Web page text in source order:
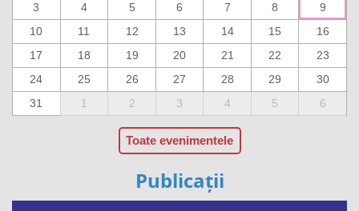
3
4 5 6 7 8
9
10
11 12 13 14 15
16
17
18 19 20 21 22
23
24
25 26 27 28 29
30
31
1 2 3 4 5 6
Toate evenimentele
Publicații